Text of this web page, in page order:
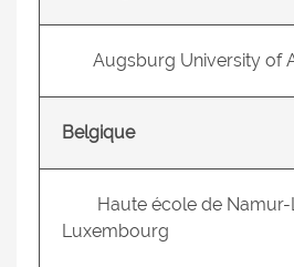
Augsburg University of
Belgique
Haute école de Namur-
Luxembourg